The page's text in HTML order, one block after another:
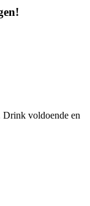
Drink voldoende en